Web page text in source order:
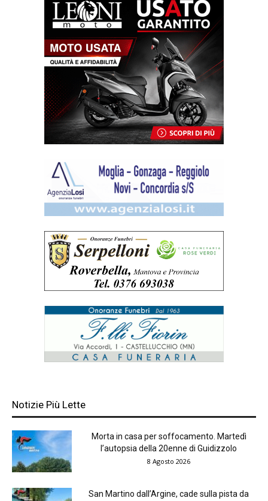
Notizie Più Lette
Morta in casa per soffocamento. Martedì
l’autopsia della 20enne di Guidizzolo
8 Agosto 2026
San Martino dall’Argine, cade sulla pista da